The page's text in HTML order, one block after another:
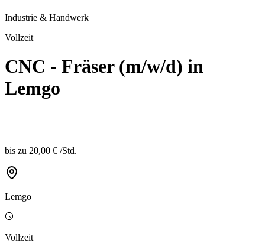
Industrie & Handwerk
Vollzeit
CNC - Fräser (m/w/d) in
Lemgo
bis zu 20,00 € /Std.
Lemgo
Vollzeit